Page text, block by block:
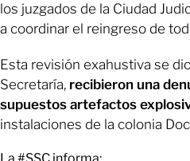
los juzgados de la Ciudad
a coordinar el reingreso de
Esta revisión exahustiva se
Secretaría, recibieron una
supuestos artefactos
instalaciones de la colonia